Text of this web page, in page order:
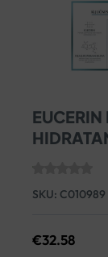
SKU: C010989
€32.58